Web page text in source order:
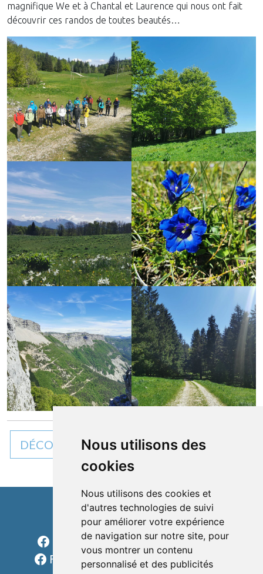
Nous utilisons des
cookies
Nous utilisons des cookies et
d'autres technologies de suivi
pour améliorer votre expérience
de navigation sur notre site, pour
vous montrer un contenu
personnalisé et des publicités
magnifique We et à Chantal et Laurence qui nous ont fait
découvrir ces randos de toutes beautés…
DÉCOUVREZ TOUTES NOS ACTUALITÉS
Cléon d'Andran
Facebook Charols Sports Loisirs
Facebook Les rondes charolaises